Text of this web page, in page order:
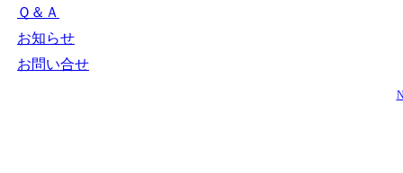
Ｑ＆Ａ
お知らせ
お問い合せ